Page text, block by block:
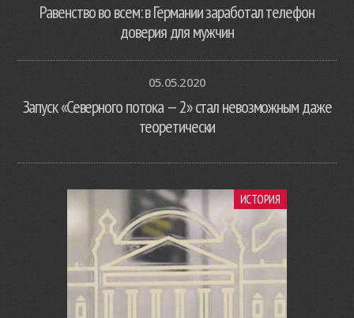
Равенство во всем: в Германии заработал телефон
доверия для мужчин
05.05.2020
Запуск «Северного потока — 2» стал невозможным даже
теоретически
ИСТОРИЯ